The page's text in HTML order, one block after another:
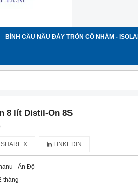
BÌNH CẦU NÂU ĐÁY TRÒN CỔ NHÁM -
8 lít Distil-On 8S
SHARE X LINKEDIN
- Ấn Độ
tháng